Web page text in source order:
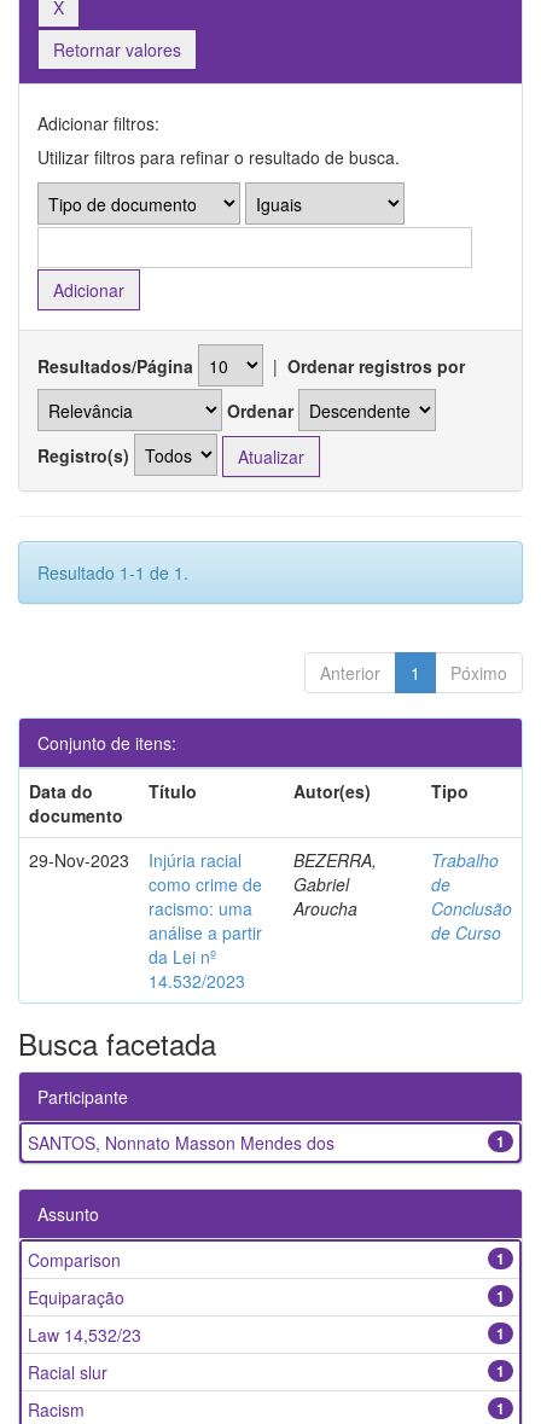
Retornar valores
Adicionar filtros:
Utilizar filtros para refinar o resultado de busca.
Resultados/Página | Ordenar registros por
Ordenar
Registro(s)
Resultado 1-1 de 1.
Anterior 1 Póximo
Conjunto de itens:
Data do
documento
Título Autor(es) Tipo
29-Nov-2023
Injúria racial
como crime de
racismo: uma
análise a partir
da Lei nº
14.532/2023
BEZERRA,
Gabriel
Aroucha
Trabalho
de
Conclusão
de Curso
Busca facetada
Participante
1
SANTOS, Nonnato Masson Mendes dos
Assunto
1
Comparison
1
Equiparação
1
Law 14,532/23
1
Racial slur
1
Racism